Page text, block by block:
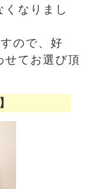
なりまし
ので、好
せてお選び頂